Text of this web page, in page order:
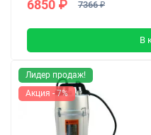
6850 ₽ 7366 ₽
В
Лидер продаж!
Акция - 7%